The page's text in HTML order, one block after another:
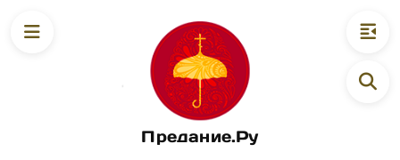
Предание.Ру